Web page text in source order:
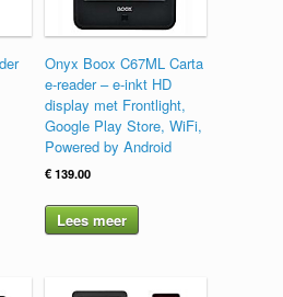
Onyx Boox C67ML Carta
e-reader – e-inkt HD
display met Frontlight,
Google Play Store, WiFi,
Powered by Android
€139.00
Lees meer